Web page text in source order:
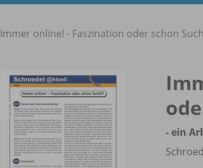
Immer online! - Faszination oder schon
- ein